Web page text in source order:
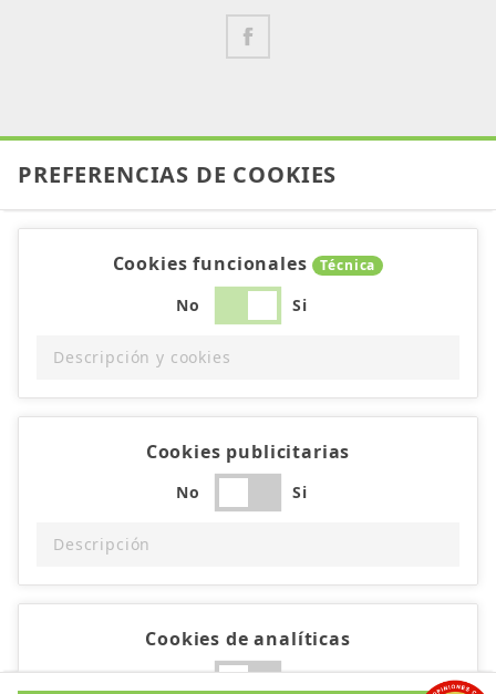
PREFERENCIAS DE COOKIES
Cookies funcionales Técnica
No Si
Descripción y cookies
Cookies publicitarias
No Si
Descripción
Cookies de analíticas
No Si